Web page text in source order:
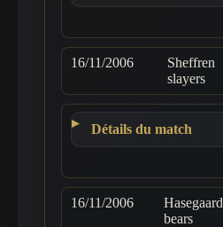
16/11/2006
Sheffren
slayers
Détails du match
16/11/2006
Hasegaard
bears